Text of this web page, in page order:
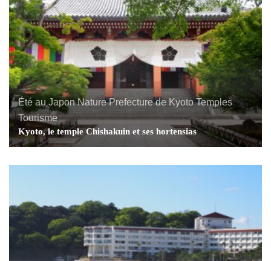
Été au Japon Nature Prefecture de Kyoto Temples
Tourisme
Kyoto, le temple Chishakuin et ses hortensias